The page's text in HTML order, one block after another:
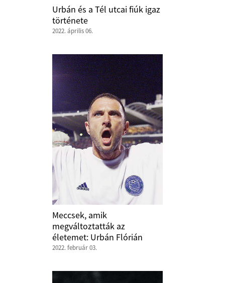
Urbán és a Tél utcai fiúk igaz
története
2022. április 06.
Meccsek, amik
megváltoztatták az
életemet: Urbán Flórián
2022. február 03.